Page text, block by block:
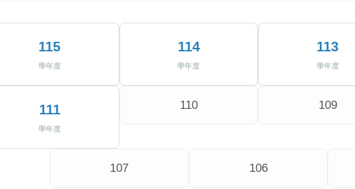
115
學年度
114
學年度
113
學年度
111
學年度
110 109
107 106